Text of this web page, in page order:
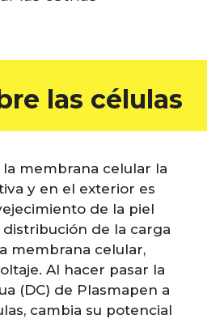
las células
membrana celular la
y en el exterior es
de la piel
de la carga
membrana celular,
Al hacer pasar la
(DC) de Plasmapen a
cambia su potencial